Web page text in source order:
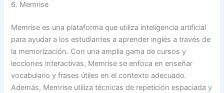
6. Memrise
Memrise es una plataforma que utiliza inteligencia artificial
para ayudar a los estudiantes a aprender inglés a través de
la memorización. Con una amplia gama de cursos y
lecciones interactivas, Memrise se enfoca en enseñar
vocabulario y frases útiles en el contexto adecuado.
Además, Memrise utiliza técnicas de repetición espaciada y